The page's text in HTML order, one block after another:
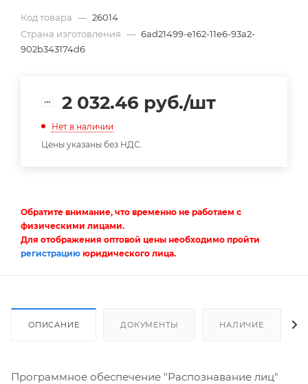
Код товара — 26014
Страна изготовления — 6ad21499-e162-11e6-93a2-
902b343174d6
2 032.46 руб./шт
Нет в наличии
Цены указаны без НДС.
Обратите внимание, что временно не работаем с
физическими лицами.
Для отображения оптовой цены необходимо пройти
регистрацию юридического лица.
ОПИСАНИЕ ДОКУМЕНТЫ НАЛИЧИЕ
Программное обеспечение "Распознавание лиц"